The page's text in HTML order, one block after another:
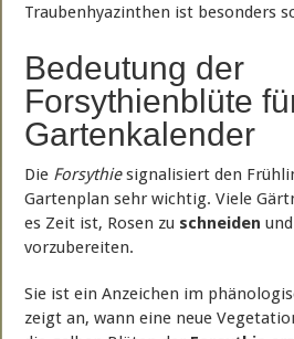
Traubenhyazinthen ist besonders
Bedeutung der
Forsythienblüte
Gartenkalender
Die Forsythiesignalisiert den
Gartenplan sehr wichtig. Viele
es Zeit ist, Rosen zu schneiden
vorzubereiten.
Sie ist ein Anzeichen im
zeigt an, wann eine neue